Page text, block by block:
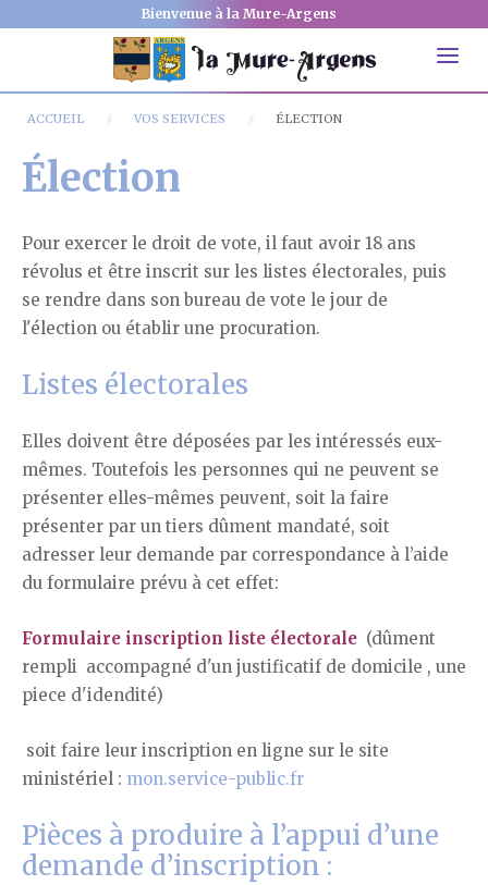
Bienvenue à la Mure-Argens
ACCUEIL VOS SERVICES ÉLECTION
Élection
Pour exercer le droit de vote, il faut avoir 18 ans
révolus et être inscrit sur les listes électorales, puis
se rendre dans son bureau de vote le jour de
l'élection ou établir une procuration.
Listes électorales
Elles doivent être déposées par les intéressés eux-
mêmes. Toutefois les personnes qui ne peuvent se
présenter elles-mêmes peuvent, soit la faire
présenter par un tiers dûment mandaté, soit
adresser leur demande par correspondance à l’aide
du formulaire prévu à cet effet:
Formulaire inscription liste électorale (dûment
rempli accompagné d'un justificatif de domicile , une
piece d'idendité)
soit faire leur inscription en ligne sur le site
ministériel : mon.service-public.fr
Pièces à produire à l’appui d’une
demande d’inscription :